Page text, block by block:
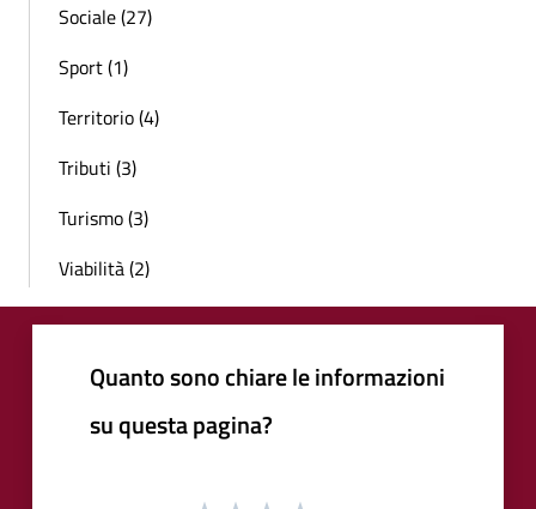
Sociale (27)
Sport (1)
Territorio (4)
Tributi (3)
Turismo (3)
Viabilità (2)
Quanto sono chiare le informazioni
su questa pagina?